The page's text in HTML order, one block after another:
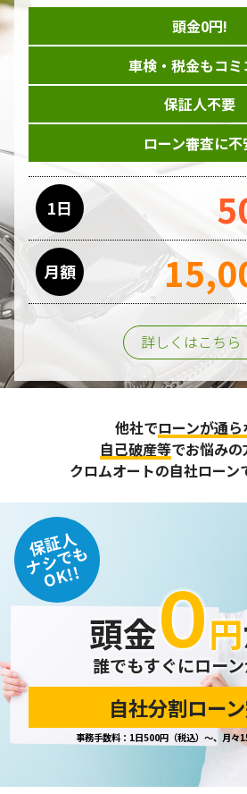
頭金0円!
車検・税金もコミ
保証人不要
ローン審査に不
1日
月額
詳しくはこちら
他社でローンが通ら
自己破産等でお悩みの
クロムオートの自社ローン
保証人
ナシでも
OK!!
頭金０円
誰でもすぐにロー
自社分割ロー
事務手数料：1日500円（税込）～、月々